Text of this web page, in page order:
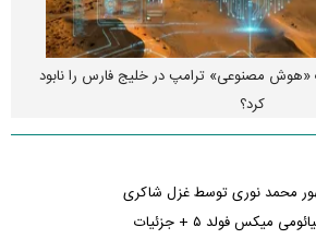
مصنوعی» ترامپ در خلیج فارس را نابود
کرد؟
محمد نوری توسط غزل شاکری
میکس فولد ۵ + جزئیات